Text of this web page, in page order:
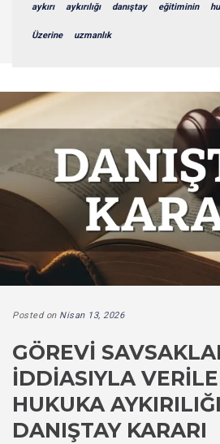
aykırı aykırılığı danıştay eğitiminin
Üzerine uzmanlık
Posted on Nisan 13, 2026
GÖREVI
İDDIASIYLA
HUKUKA
DANIŞTAY KARARI